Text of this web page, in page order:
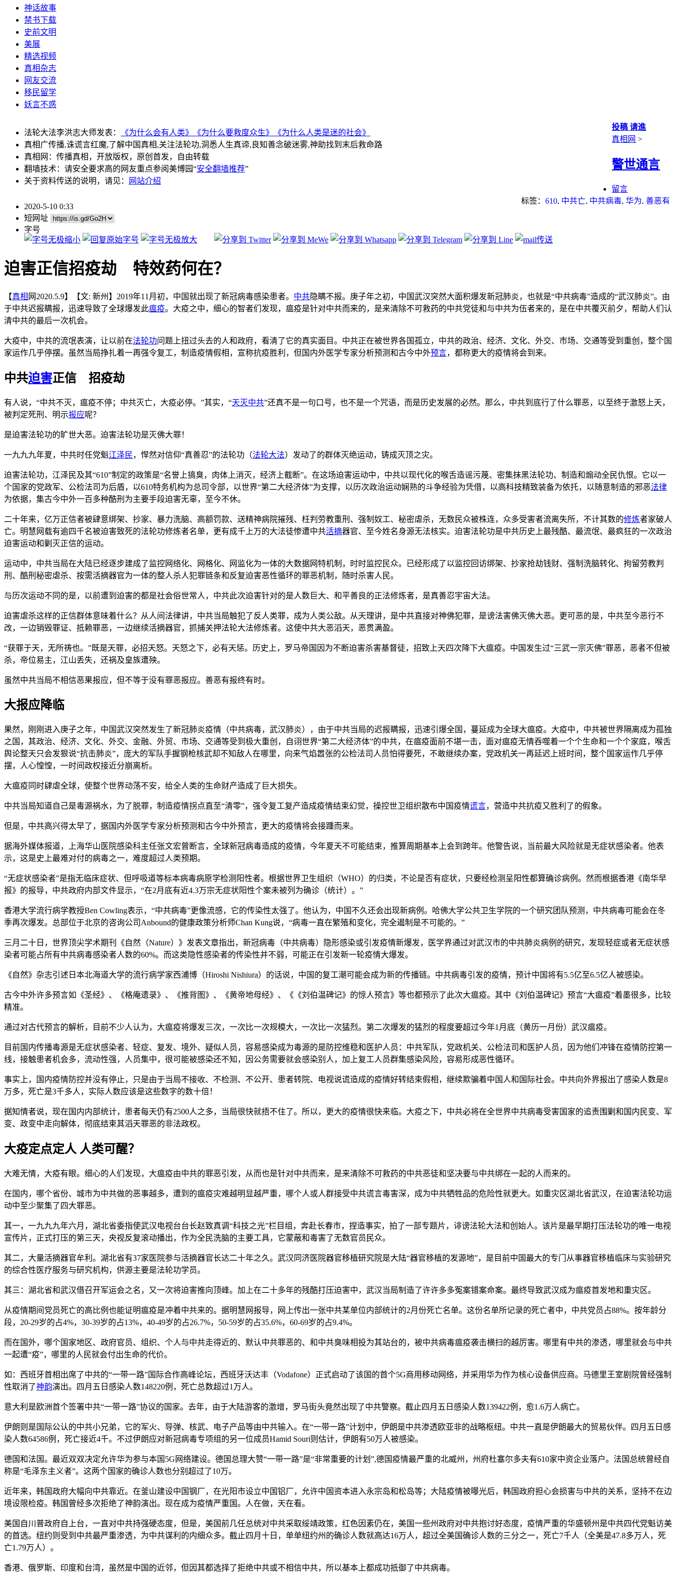
神话故事
禁书下载
史前文明
美展
精选视频
真相杂志
网友交流
移民留学
妖言不惑
法轮大法李洪志大师发表： 《为什么会有人类》 《为什么要救度众生》
《为什么人类是迷的社会》
真相广传播,诛谎言红魔,了解中国真相,关注法轮功,洞悉人生真谛,良知善念破迷雾,神助找到末后救命路
真相网：传播真相，开放版权，原创首发，自由转载
翻墙技术：请安全要求高的网友重点参阅美博园“安全翻墙推荐”
关于资料传送的说明，请见：
网站介绍
投稿 请進
真相网 >
警世通言
留言
标签： 610, 中共亡, 中共病毒, 华为, 善恶有
2020-5-10 0:33
短网址
字号
迫害正信招疫劫 特效药何在？
【真相 网2020.5.9】【文: 新州】2019年11月初，中国就出现了新冠病毒感染患者。 中共隐瞒不报。庚子年之初，中国武汉突然大面积爆发新冠肺炎，也就是“中共病毒”造成的“武汉肺炎”。由
于中共迟报瞒报，迅速导致了全球爆发此瘟疫。大疫之中，细心的智者们发现，瘟疫是针对中共而来的，是来清除不可救药的中共党徒和与中共为伍者来的，是在中共覆灭前夕，帮助人们认
清中共的最后一次机会。
大疫中，中共的流氓表演，让以前在法轮功问题上扭过头去的人和政府，看清了它的真实面目。中共正在被世界各国孤立，中共的政治、经济、文化、外交、市场、交通等受到重创，整个国
家运作几乎停摆。虽然当局挣扎着一再强令复工，制造疫情假相，宣称抗疫胜利，但国内外医学专家分析预测和古今中外预言，都称更大的疫情将会到来。
中共迫害正信 招疫劫
有人说，“中共不灭，瘟疫不停；中共灭亡，大疫必停。”其实，“天灭中共”还真不是一句口号，也不是一个咒语，而是历史发展的必然。那么，中共到底行了什么罪恶，以至终于激怒上天，
被判定死刑、明示报应呢？
是迫害法轮功的旷世大恶。迫害法轮功是灭佛大罪！
一九九九年夏，中共时任党魁江泽民，悍然对信仰“真善忍”的法轮功（法轮大法）发动了的群体灭绝运动，铸成灭顶之灾。
迫害法轮功，江泽民及其“610”制定的政策是“名誉上搞臭，肉体上消灭，经济上截断”。在这场迫害运动中，中共以现代化的喉舌造谣污蔑、密集抹黑法轮功、制造和煽动全民仇恨。它以一
个国家的党政军、公检法司为后盾，以610特务机构为总司令部，以世界“第二大经济体”为支撑，以历次政治运动娴熟的斗争经验为凭借，以高科技精致装备为依托，以随意制造的邪恶法律
为依据，集古今中外一百多种酷刑为主要手段迫害无辜，至今不休。
二十年来，亿万正信者被肆意绑架、抄家、暴力洗脑、高额罚款、送精神病院摧残、枉判劳教重刑、强制奴工、秘密虐杀，无数民众被株连，众多受害者流离失所，不计其数的修炼者家破人
亡。明慧网载有逾四千名被迫害致死的法轮功修炼者名单，更有成千上万的大法徒惨遭中共活摘器官、至今姓名身源无法核实。迫害法轮功是中共历史上最残酷、最流氓、最疯狂的一次政治
迫害运动和剿灭正信的运动。
运动中，中共当局在大陆已经逐步建成了监控网络化、网格化、网监化为一体的大数据网特机制，时时监控民众。已经形成了以监控回访绑架、抄家抢劫钱财、强制洗脑转化、拘留劳教判
刑、酷刑秘密虐杀、按需活摘器官为一体的整人杀人犯罪链条和反复迫害恶性循环的罪恶机制，随时杀害人民。
与历次运动不同的是，以前遭到迫害的都是社会俗世常人，中共此次迫害针对的是人数巨大、和平善良的正法修炼者，是真善忍宇宙大法。
迫害虐杀这样的正信群体意味着什么？从人间法律讲，中共当局触犯了反人类罪，成为人类公敌。从天理讲，是中共直接对神佛犯罪，是谤法害佛灭佛大恶。更可恶的是，中共至今恶行不
改，一边销毁罪证、抵赖罪恶，一边继续活摘器官，抓捕关押法轮大法修炼者。这使中共大恶滔天，恶贯满盈。
“获罪于天，无所祷也。”既是天罪，必招天怒。天怒之下，必有天惩。历史上，罗马帝国因为不断迫害杀害基督徒，招致上天四次降下大瘟疫。中国发生过“三武一宗灭佛”罪恶，恶者不但被
杀，帝位易主，江山丢失，还祸及皇族遭殃。
虽然中共当局不相信恶果报应，但不等于没有罪恶报应。善恶有报终有时。
大报应降临
果然，刚刚进入庚子之年，中国武汉突然发生了新冠肺炎疫情（中共病毒，武汉肺炎），由于中共当局的迟报瞒报，迅速引爆全国，蔓延成为全球大瘟疫。大疫中，中共被世界隔离成为孤独
之国，其政治、经济、文化、外交、金融、外贸、市场、交通等受到极大重创，自诩世界“第二大经济体”的中共，在瘟疫面前不堪一击，面对瘟疫无情吞噬着一个个生命和一个个家庭，喉舌
舆论整天只会发狠说“抗击肺炎”，庞大的军队手握钢枪核武却不知敌人在哪里，向来气焰嚣张的公检法司人员怕得要死，不敢继续办案，党政机关一再延迟上班时间，整个国家运作几乎停
摆，人心惶惶，一时间政权接近分崩离析。
大瘟疫同时肆虐全球，使整个世界动荡不安，给全人类的生命财产造成了巨大损失。
中共当局知道自己是毒源祸水，为了脱罪，制造疫情拐点直至“清零”，强令复工复产造成疫情结束幻觉，操控世卫组织散布中国疫情谎言，营造中共抗疫又胜利了的假象。
但是，中共高兴得太早了，据国内外医学专家分析预测和古今中外预言，更大的疫情将会接踵而来。
据海外媒体报道，上海华山医院感染科主任张文宏曾断言，全球新冠病毒造成的疫情，今年夏天不可能结束，推算周期基本上会到跨年。他警告说，当前最大风险就是无症状感染者。他表
示，这是史上最难对付的病毒之一，难度超过人类预期。
“无症状感染者”是指无临床症状、但呼吸道等标本病毒病原学检测阳性者。根据世界卫生组织（WHO）的归类，不论是否有症状，只要经检测呈阳性都算确诊病例。然而根据香港《南华早
报》的报导，中共政府内部文件显示，“在2月底有近4.3万宗无症状阳性个案未被列为确诊（统计）。”
香港大学流行病学教授Ben Cowling表示，“中共病毒”更像流感，它的传染性太强了。他认为，中国不久还会出现新病例。哈佛大学公共卫生学院的一个研究团队预测，中共病毒可能会在冬
季再次爆发。总部位于北京的咨询公司Anbound的健康政策分析师Chan Kung说，“病毒一直在繁殖和变化，完全遏制是不可能的。”
三月二十日，世界顶尖学术期刊《自然（Nature）》发表文章指出，新冠病毒（中共病毒）隐形感染或引发疫情新爆发，医学界通过对武汉市的中共肺炎病例的研究，发现轻症或者无症状感
染者可能占所有中共病毒感染者人数的60%。而这类隐性感染者的传染性并不弱，可能正在引发新一轮疫情大爆发。
《自然》杂志引述日本北海道大学的流行病学家西浦博（Hiroshi Nishiura）的话说，中国的复工潮可能会成为新的传播链。中共病毒引发的疫情，预计中国将有5.5亿至6.5亿人被感染。
古今中外许多预言如《圣经》、《格庵遗录》、《推背图》、《黄帝地母经》、《《刘伯温碑记》的惊人预言》等也都预示了此次大瘟疫。其中《刘伯温碑记》预言“大瘟疫”着墨很多，比较
精准。
通过对古代预言的解析，目前不少人认为，大瘟疫将爆发三次，一次比一次规模大，一次比一次猛烈。第二次爆发的猛烈的程度要超过今年1月底（黄历一月份）武汉瘟疫。
目前国内传播毒源是无症状感染者、轻症、复发、境外、疑似人员，容易感染成为毒源的是防控维稳和医护人员：中共军队，党政机关、公检法司和医护人员，因为他们冲锋在疫情防控第一
线，接触患者机会多，流动性强，人员集中，很可能被感染还不知，因公务需要就会感染别人，加上复工人员群集感染风险，容易形成恶性循环。
事实上，国内疫情防控并没有停止，只是由于当局不接收、不检测、不公开、患者转院、电视说谎造成的疫情好转结束假相，继续欺骗着中国人和国际社会。中共向外界报出了感染人数是8
万多，死亡是3千多人，实际人数应该是这些数字的数十倍！
据知情者说，现在国内内部统计，患者每天仍有2500人之多，当局很快就捂不住了。所以，更大的疫情很快来临。大疫之下，中共必将在全世界中共病毒受害国家的追责围剿和国内民变、军
变、政变中走向解体，彻底结束其滔天罪恶的非法政权。
大疫定点定人 人类可醒？
大难无情，大疫有眼。细心的人们发现，大瘟疫由中共的罪恶引发，从而也是针对中共而来，是来清除不可救药的中共恶徒和坚决要与中共绑在一起的人而来的。
在国内，哪个省份、城市为中共做的恶事越多，遭到的瘟疫灾难越明显越严重，哪个人或人群接受中共谎言毒害深，成为中共牺牲品的危险性就更大。如重灾区湖北省武汉，在迫害法轮功运
动中至少聚集了四大罪恶。
其一，一九九九年六月，湖北省委指使武汉电视台台长赵致真调“科技之光”栏目组，奔赴长春市，捏造事实，拍了一部专题片，诽谤法轮大法和创始人。该片是最早期打压法轮功的唯一电视
宣传片，正式打压的第三天，央视反复滚动播出，作为全民洗脑的主要工具，它蒙蔽和毒害了无数官员民众。
其二，大量活摘器官牟利。湖北省有37家医院参与活摘器官长达二十年之久。武汉同济医院器官移植研究院是大陆“器官移植的发源地”，是目前中国最大的专门从事器官移植临床与实验研究
的综合性医疗服务与研究机构，供源主要是法轮功学员。
其三：湖北省和武汉借召开军运会之名，又一次将迫害推向顶峰。加上在二十多年的残酷打压迫害中，武汉当局制造了许许多多冤案错案命案。最终导致武汉成为瘟疫首发地和重灾区。
从疫情期间党员死亡的高比例也能证明瘟疫是冲着中共来的。据明慧网报导，网上传出一张中共某单位内部统计的2月份死亡名单。这份名单所记录的死亡者中，中共党员占88%。按年龄分
段，20-29岁的占4%，30-39岁的占13%，40-49岁的占26.7%，50-59岁的占35.6%，60-69岁的占9.4%。
而在国外，哪个国家地区、政府官员、组织、个人与中共走得近的、默认中共罪恶的、和中共臭味相投为其站台的，被中共病毒瘟疫袭击横扫的越厉害。哪里有中共的渗透，哪里就会与中共
一起遭“疫”，哪里的人民就会付出生命的代价。
如：西班牙首相出席了中共的“一带一路”国际合作高峰论坛，西班牙沃达丰（Vodafone）正式启动了该国的首个5G商用移动网络，并采用华为作为核心设备供应商。马德里王室剧院曾经强制
性取消了神韵演出。四月五日感染人数148220例，死亡总数超过1万人。
意大利是欧洲首个签署中共“一带一路”协议的国家。去年，由于大陆游客的激增，罗马街头竟然出现了中共警察。截止四月五日感染人数139422例，愈1.6万人病亡。
伊朗则是国际公认的中共小兄弟，它的军火、导弹、核武、电子产品等由中共输入。在“一带一路”计划中，伊朗是中共渗透欧亚非的战略枢纽。中共一直是伊朗最大的贸易伙伴。四月五日感
染人数64586例，死亡接近4千。不过伊朗应对新冠病毒专项组的另一位成员Hamid Souri则估计，伊朗有50万人被感染。
德国和法国。最近双双决定允许华为参与本国5G网络建设。德国总理大赞“一带一路”是“非常重要的计划”,德国疫情最严重的北威州，州府杜塞尔多夫有610家中资企业落户。法国总统曾经自
称是“毛泽东主义者”。这两个国家的确诊人数也分别超过了10万。
近年来，韩国政府大幅向中共靠近。在釜山建设中国钢厂，在光阳市设立中国铝厂，允许中国资本进入永宗岛和松岛等；大陆疫情被曝光后，韩国政府担心会损害与中共的关系，坚持不在边
境设限检疫。韩国曾经多次拒绝了神韵演出。现在成为疫情严重国。人在做，天在看。
美国自川普政府自上台，一直对中共持强硬态度，但是，美国前几任总统对中共采取绥靖政策，红色因素仍在，美国一些州政府对中共抱讨好态度，疫情严重的华盛顿州是中共四代党魁访美
的首选。纽约则受到中共最严重渗透，为中共谋利的内细众多。截止四月十日，单单纽约州的确诊人数就高达16万人，超过全美国确诊人数的三分之一，死亡7千人（全美是47.8多万人，死
亡1.79万人）。
香港、俄罗斯、印度和台湾，虽然是中国的近邻，但因其都选择了拒绝中共或不相信中共，所以基本上都成功抵御了中共病毒。